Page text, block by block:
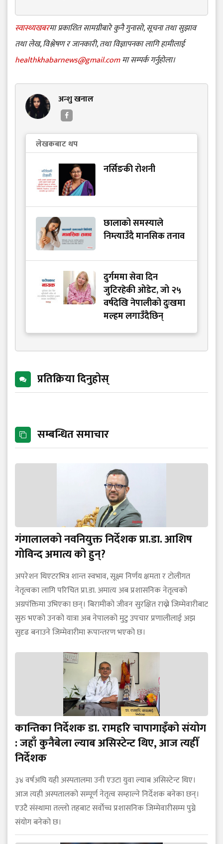
स्वास्थ्यखबरमा प्रकाशित सामग्रीबारे कुनै गुनासो, सूचना तथा सुझाव
तथा लेख, विश्लेषण र जानकारी, तथा विज्ञापनका लागि हामीलाई
healthkhabarnews@gmail.comमा सम्पर्क गर्नुहोला।
अन्शु खनाल
लेखकबाट थप
नर्सिङकी रोशनी
छालाको समस्याले
निम्त्याउँदै मानसिक तनाव
दुर्गममा सेवा दिन
जुटिरहेकी ओडेट, जो २५
वर्षदेखि नेपालीको दुःखमा
मल्हम लगाउँदैछिन्
प्रतिक्रिया दिनुहोस्
सम्बन्धित समाचार
गंगालालको नवनियुक्त निर्देशक प्रा.डा. आशिष
गोविन्द अमात्य को हुन्?
अपरेशन थिएटरभित्र शान्त स्वभाव, सूक्ष्म निर्णय क्षमता र टोलीगत
नेतृत्वका लागि परिचित प्रा.डा. अमात्य अब प्रशासनिक नेतृत्वको
अग्रपंक्तिमा उभिएका छन्। बिरामीको जीवन सुरक्षित राख्ने जिम्मेवारीबाट
सुरु भएको उनको यात्रा अब नेपालको मुटु उपचार प्रणालीलाई अझ
सुदृढ बनाउने जिम्मेवारीमा रूपान्तरण भएको छ।
कान्तिका निर्देशक डा. रामहरि चापागाइँको संयोग
: जहाँ कुनैबेला ल्याब असिस्टेन्ट थिए, आज त्यहीँ
निर्देशक
३४ वर्षअघि यही अस्पतालमा उनी एउटा युवा ल्याब असिस्टेन्ट थिए।
आज त्यही अस्पतालको सम्पूर्ण नेतृत्व सम्हाल्ने निर्देशक बनेका छन्।
एउटै संस्थामा तल्लो तहबाट सर्वोच्च प्रशासनिक जिम्मेवारीसम्म पुग्ने
संयोग बनेको छ।